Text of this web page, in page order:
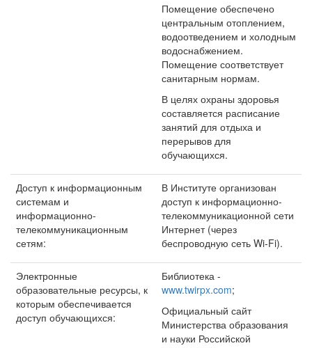
Помещение обеспечено
центральным отоплением,
водоотведением и холодным
водоснабжением.
Помещение соответствует
санитарным нормам.
В целях охраны здоровья
составляется расписание
занятий для отдыха и
перерывов для
обучающихся.
Доступ к информационным
системам и
информационно-
телекоммуникационным
сетям:
В Институте организован
доступ к информационно-
телекоммуникационной сети
Интернет (через
беспроводную сеть Wi-Fi).
Электронные
образовательные ресурсы, к
которым обеспечивается
доступ обучающихся:
Библиотека -
www.twirpx.com;
Официальный сайт
Министерства образования
и науки Российской